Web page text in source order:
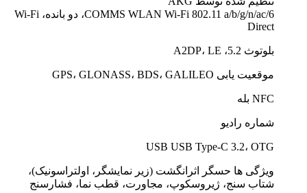
COMMS WLAN Wi-Fi 802.11 a/b/g/n/ac/6، دو بانده، Wi-Fi
Direct
بلوتوث 5.2، A2DP، LE
موقعیت یابی GPS، GLONASS، BDS، GALILEO
NFC بله
شماره رادیو
USB USB Type-C 3.2، OTG
ویژگی ها حسگر اثرانگشت (زیر نمایشگر، اولتراسونیک)،
شتاب سنج، ژیروسکوپ، مجاورت، قطب نما، فشارسنج